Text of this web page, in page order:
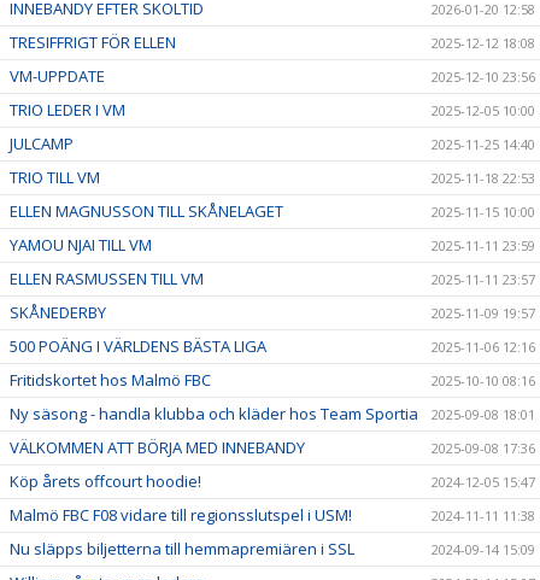
INNEBANDY EFTER SKOLTID 2026-01-20 12:58
TRESIFFRIGT FÖR ELLEN 2025-12-12 18:08
VM-UPPDATE 2025-12-10 23:56
TRIO LEDER I VM 2025-12-05 10:00
JULCAMP 2025-11-25 14:40
TRIO TILL VM 2025-11-18 22:53
ELLEN MAGNUSSON TILL SKÅNELAGET 2025-11-15 10:00
YAMOU NJAI TILL VM 2025-11-11 23:59
ELLEN RASMUSSEN TILL VM 2025-11-11 23:57
SKÅNEDERBY 2025-11-09 19:57
500 POÄNG I VÄRLDENS BÄSTA LIGA 2025-11-06 12:16
Fritidskortet hos Malmö FBC 2025-10-10 08:16
Ny säsong - handla klubba och kläder hos Team Sportia 2025-09-08 18:01
VÄLKOMMEN ATT BÖRJA MED INNEBANDY 2025-09-08 17:36
Köp årets offcourt hoodie! 2024-12-05 15:47
Malmö FBC F08 vidare till regionsslutspel i USM! 2024-11-11 11:38
Nu släpps biljetterna till hemmapremiären i SSL 2024-09-14 15:09